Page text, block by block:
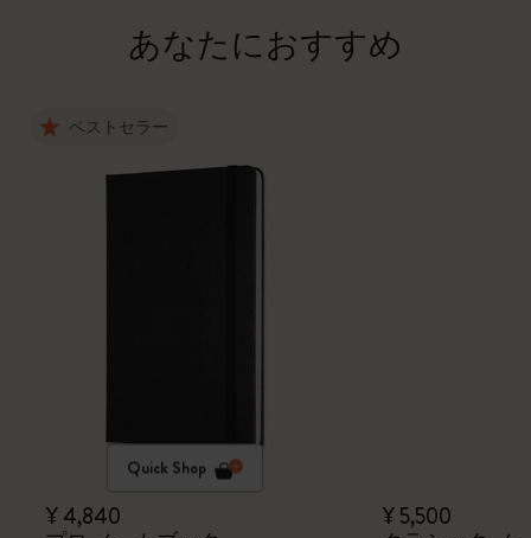
あなたにおすすめ
ベストセラー
Quick Shop
¥ 4,840
¥ 5,500